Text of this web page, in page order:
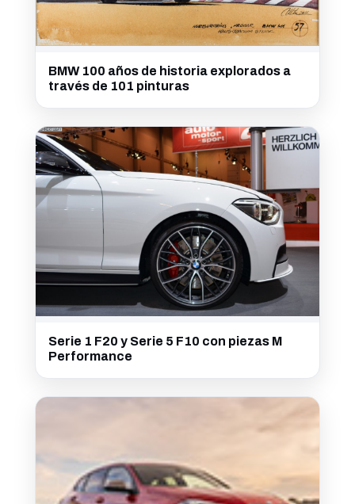
BMW 100 años de historia explorados a
través de 101 pinturas
Serie 1 F20 y Serie 5 F10 con piezas M
Performance